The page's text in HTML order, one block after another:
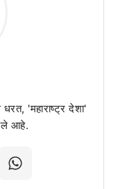
धरत, 'महाराष्ट्र देशा'
आहे.